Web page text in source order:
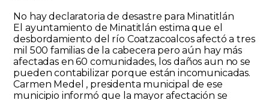
No hay declaratoria de desastre para Minatitlán
El ayuntamiento de Minatitlán estima que el
desbordamiento del río Coatzacoalcos afectó a tres
mil 500 familias de la cabecera pero aún hay más
afectadas en 60 comunidades, los daños aun no se
pueden contabilizar porque están incomunicadas.
Carmen Medel , presidenta municipal de ese
municipio informó que la mayor afectación se